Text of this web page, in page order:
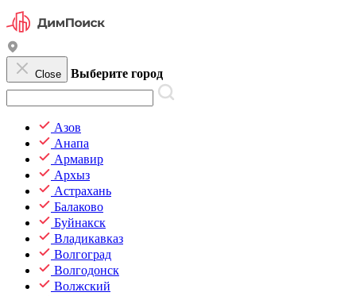
Close Выберите город
Азов
Анапа
Армавир
Архыз
Астрахань
Балаково
Буйнакск
Владикавказ
Волгоград
Волгодонск
Волжский